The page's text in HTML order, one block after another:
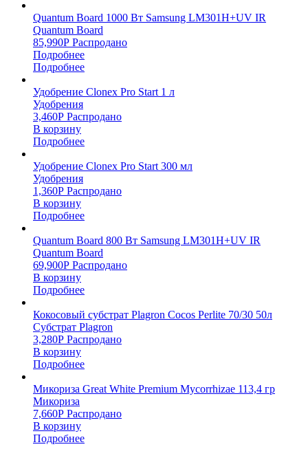
Quantum Board 1000 Вт Samsung LM301H+UV IR
Quantum Board
85,990Р Распродано
Подробнее
Подробнее
Удобрение Clonex Pro Start 1 л
Удобрения
3,460Р Распродано
В корзину
Подробнее
Удобрение Clonex Pro Start 300 мл
Удобрения
1,360Р Распродано
В корзину
Подробнее
Quantum Board 800 Вт Samsung LM301H+UV IR
Quantum Board
69,900Р Распродано
В корзину
Подробнее
Кокосовый субстрат Plagron Cocos Perlite 70/30 50л
Субстрат Plagron
3,280Р Распродано
В корзину
Подробнее
Микориза Great White Premium Mycorrhizae 113,4 гр
Микориза
7,660Р Распродано
В корзину
Подробнее